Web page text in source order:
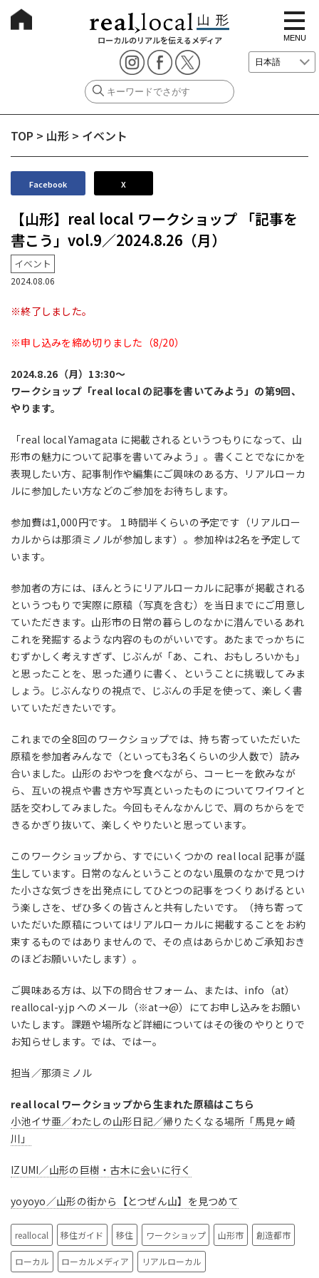
ローカルのリアルを伝えるメディア
t
o
g
g
e
i
i
MENU
TOP > 山形 > イベント
Facebook X
【山形】real local ワークショップ 「記事を
書こう」vol.9／2024.8.26（月）
イベント
2024.08.06
※終了しました。
※申し込みを締め切りました（8/20）
2024.8.26（月）13:30〜
ワークショップ「real local の記事を書いてみよう」の第9回、
やります。
「real local Yamagata に掲載されるというつもりになって、山
形市の魅力について記事を書いてみよう」。書くことでなにかを
表現したい方、記事制作や編集にご興味のある方、リアルローカ
ルに参加したい方などのご参加をお待ちします。
参加費は1,000円です。１時間半くらいの予定です（リアルロー
カルからは那須ミノルが参加します）。参加枠は2名を予定して
います。
参加者の方には、ほんとうにリアルローカルに記事が掲載される
というつもりで実際に原稿（写真を含む）を当日までにご用意し
ていただきます。山形市の日常の暮らしのなかに潜んでいるあれ
これを発掘するような内容のものがいいです。あたまでっかちに
むずかしく考えすぎず、じぶんが「あ、これ、おもしろいかも」
と思ったことを、思った通りに書く、ということに挑戦してみま
しょう。じぶんなりの視点で、じぶんの手足を使って、楽しく書
いていただきたいです。
これまでの全8回のワークショップでは、持ち寄っていただいた
原稿を参加者みんなで（といっても3名くらいの少人数で）読み
合いました。山形のおやつを食べながら、コーヒーを飲みなが
ら、互いの視点や書き方や写真といったものについてワイワイと
話を交わしてみました。今回もそんなかんじで、肩のちからをで
きるかぎり抜いて、楽しくやりたいと思っています。
このワークショップから、すでにいくつかの real local 記事が誕
生しています。日常のなんということのない風景のなかで見つけ
た小さな気づきを出発点にしてひとつの記事をつくりあげるとい
う楽しさを、ぜひ多くの皆さんと共有したいです。（持ち寄って
いただいた原稿についてはリアルローカルに掲載することをお約
束するものではありませんので、その点はあらかじめご承知おき
のほどお願いいたします）。
ご興味ある方は、以下の問合せフォーム、または、info（at）
reallocal-y.jp へのメール（※at→@）にてお申し込みをお願い
いたします。課題や場所など詳細についてはその後のやりとりで
お知らせします。では、ではー。
担当／那須ミノル
real local ワークショップから生まれた原稿はこちら
小池イサ亜／わたしの山形日記／帰りたくなる場所「馬見ヶ崎
川」
IZUMI／山形の巨樹・古木に会いに行く
yoyoyo／山形の街から【とつぜん山】を見つめて
reallocal 移住ガイド 移住 ワークショップ 山形市 創造都市
ローカル ローカルメディア リアルローカル